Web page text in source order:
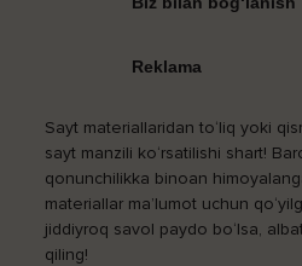
Reklama
Sayt materiallaridan to‘liq yoki
sayt manzili ko‘rsatilishi shart!
qonunchilikka binoan
materiallar ma’lumot uchun
jiddiyroq savol paydo bo‘lsa,
qiling!